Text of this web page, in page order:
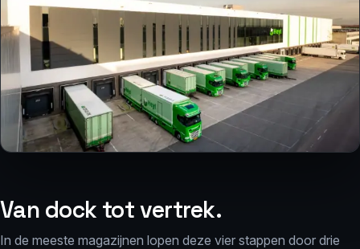
Van dock tot vertrek.
In de meeste magazijnen lopen deze vier stappen door drie